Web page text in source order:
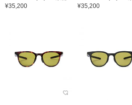
¥35,200 ¥35,200